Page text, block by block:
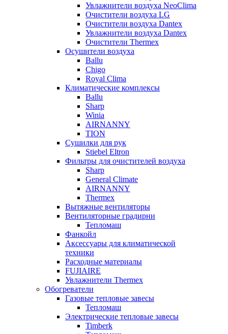
Увлажнители воздуха NeoClima
Очистители воздуха LG
Очистители воздуха Dantex
Увлажнители воздуха Dantex
Очистители Thermex
Осушители воздуха
Ballu
Chigo
Royal Clima
Климатические комплексы
Ballu
Sharp
Winia
AIRNANNY
TION
Сушилки для рук
Stiebel Eltron
Фильтры для очистителей воздуха
Sharp
General Climate
AIRNANNY
Thermex
Вытяжные вентиляторы
Вентиляторные градирни
Тепломаш
Фанкойл
Аксессуары для климатической
техники
Расходные материалы
FUJIAIRE
Увлажнители Thermex
Обогреватели
Газовые тепловые завесы
Тепломаш
Электрические тепловые завесы
Timberk